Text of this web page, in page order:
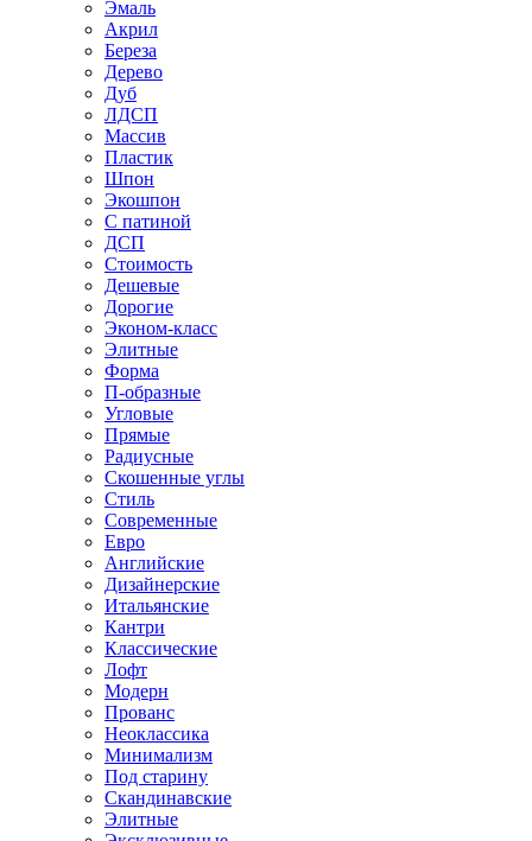
Эмаль
Акрил
Береза
Дерево
Дуб
ЛДСП
Массив
Пластик
Шпон
Экошпон
С патиной
ДСП
Стоимость
Дешевые
Дорогие
Эконом-класс
Элитные
Форма
П-образные
Угловые
Прямые
Радиусные
Скошенные углы
Стиль
Современные
Евро
Английские
Дизайнерские
Итальянские
Кантри
Классические
Лофт
Модерн
Прованс
Неоклассика
Минимализм
Под старину
Скандинавские
Элитные